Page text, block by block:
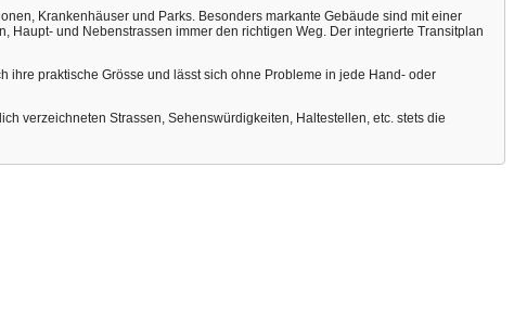
Krankenhäuser und Parks. Besonders markante Gebäude sind mit einer
und Nebenstrassen immer den richtigen Weg. Der integrierte Transitplan
ihre praktische Grösse und lässt sich ohne Probleme in jede Hand- oder
verzeichneten Strassen, Sehenswürdigkeiten, Haltestellen, etc. stets die